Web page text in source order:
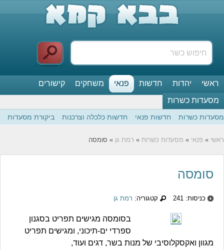
ראשי יהדות חדשות פנאי משחקים
קישורים
מסעדות כשרות
מסעדות כשרות חדשות פנאי חדשות כלכלה וצרכנות ביקורת מסעדות
ראשי » פנאי » מסעדות כשרות » רמת גן » סומסה
סומסה
כניסות: 241 קטגוריה: רמת גן
בסומסה מגישים תפריט בסגנון
ספרדי ים-תיכוני, ומגישים תפריט
מגוון ואקסקלוסיבי של מנות בשר, דגים ועוד,